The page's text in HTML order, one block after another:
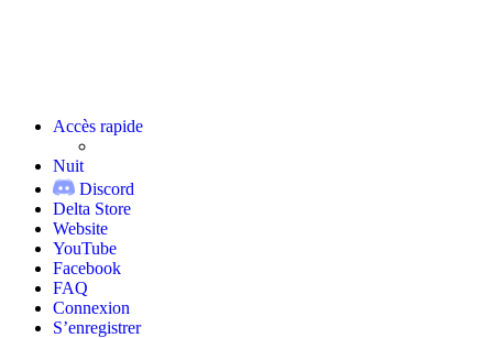
Accès rapide
Nuit
Discord
Delta Store
Website
YouTube
Facebook
FAQ
Connexion
S’enregistrer